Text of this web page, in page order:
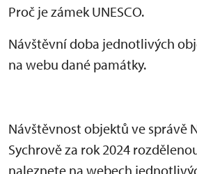
Proč je zámek UNESCO.
Návštěvní doba jednotlivých
na webu dané památky.
Návštěvnost objektů ve správě
Sychrově za rok 2024
naleznete na webech